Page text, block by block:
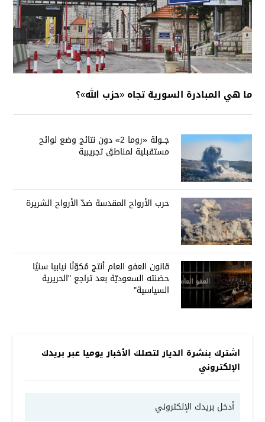
ما هي المبادرة السورية تجاه «حزب الله»؟
جــولة «روما 2» دون نتائج وضع لوائح
مستقبلية لمناطق تجريبية
حرب الأرواح المقدسة ضدّ الأرواح الشريرة
قانون العفو العام أنتج مُكوّنًا نيابيا سنيًا
حضنته السعوديّة بعد تراجع "الحريرية
السياسية"
اشترك بنشرة الديار لتصلك الأخبار يوميا عبر بريدك
الإلكتروني